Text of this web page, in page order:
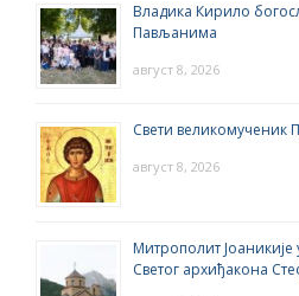
Владика Кирило
Пављанима
август 8, 2026
Свети великомученик
август 8, 2026
Митрополит
Светог архиђакона